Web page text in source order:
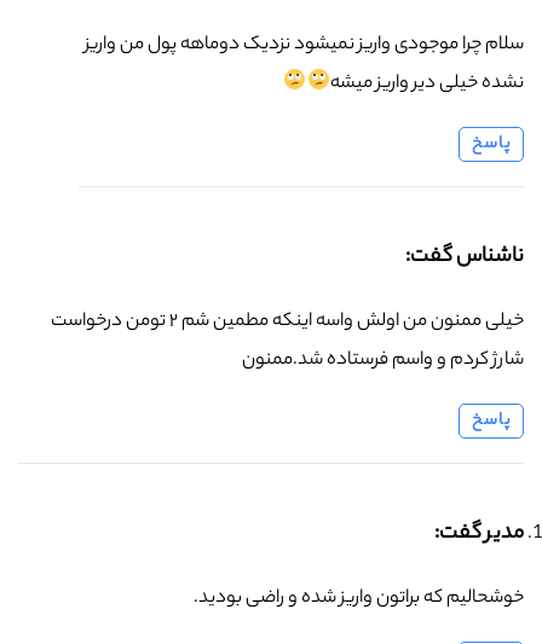
سلام چرا موجودی واریز نمیشود نزدیک دوماهه پول من واریز
نشده خیلی دیر واریز میشه
پاسخ
ناشناس گفت:
خیلی ممنون من اولش واسه اینکه مطمین شم ۲ تومن درخواست
شارژ کردم و واسم فرستاده شد.ممنون
پاسخ
مدیر گفت:
خوشحالیم که براتون واریز شده و راضی بودید.